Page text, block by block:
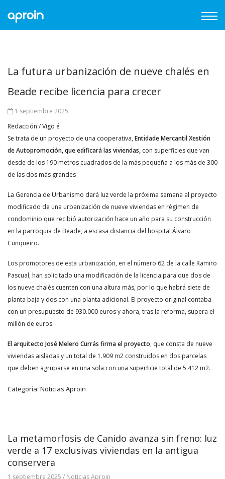
La futura urbanización de nueve chalés en
Beade recibe licencia para crecer
1 septiembre 2025
Redacción / Vigo é
Se trata de un proyecto de una cooperativa, Entidade Mercantil Xestión
de Autopromoción, que edificará las viviendas, con superficies que van
desde de los 190 metros cuadrados de la más pequeña a los más de 300
de las dos más grandes
La Gerencia de Urbanismo dará luz verde la próxima semana al proyecto
modificado de una urbanización de nueve viviendas en régimen de
condominio que recibió autorización hace un año para su construcción
en la parroquia de Beade, a escasa distancia del hospital Álvaro
Cunqueiro.
Los promotores de esta urbanización, en el número 62 de la calle Ramiro
Pascual, han solicitado una modificación de la licencia para que dos de
los nueve chalés cuenten con una altura más, por lo que habrá siete de
planta baja y dos con una planta adicional. El proyecto original contaba
con un presupuesto de 930.000 euros y ahora, tras la reforma, supera el
millón de euros.
El arquitecto José Melero Currás firma el proyecto, que consta de nueve
viviendas aisladas y un total de 1.909 m2 construidos en dos parcelas
que deben agruparse en una sola con una superficie total de 5.412 m2.
Categoría: Noticias Aproin
La metamorfosis de Canido avanza sin freno: luz
verde a 17 exclusivas viviendas en la antigua
conservera
1 septiembre 2025 / Noticias Aproin